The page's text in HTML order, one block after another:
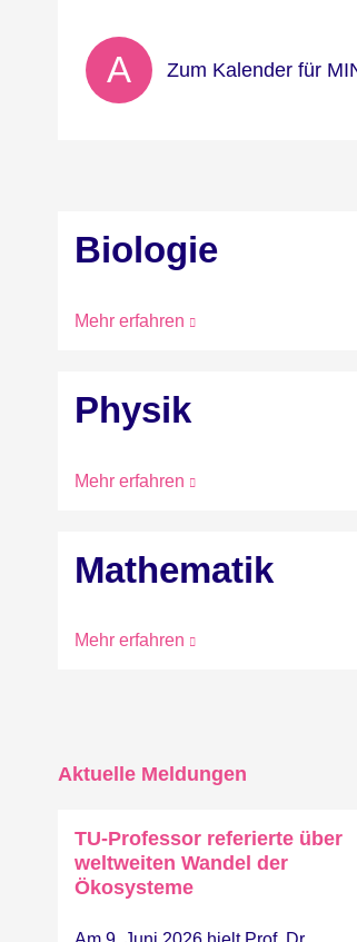
A Zum Kalender für
Biologie
Mehr erfahren
Physik
Mehr erfahren
Mathematik
Mehr erfahren
Aktuelle Meldungen
TU-Professor referierte über
weltweiten Wandel der
Ökosysteme